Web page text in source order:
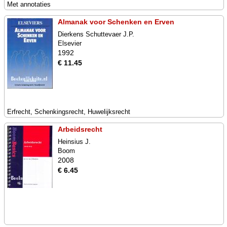
Met annotaties
Almanak voor Schenken en Erven
Dierkens Schuttevaer J.P.
Elsevier
1992
€ 11.45
Erfrecht, Schenkingsrecht, Huwelijksrecht
Arbeidsrecht
Heinsius J.
Boom
2008
€ 6.45